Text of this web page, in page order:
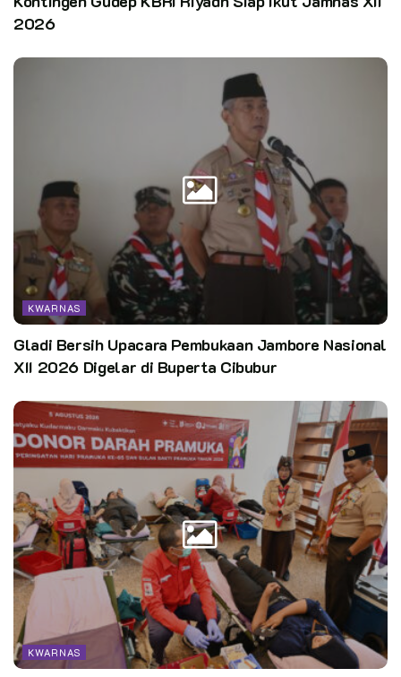
Nasional, semakin termotivasi untuk terus berkontribusi
Editor: Pusdatin Kwarnas
2026
KWARNAS
Gladi Bersih Upacara Pembukaan Jambore Nasional
XII 2026 Digelar di Buperta Cibubur
KWARNAS